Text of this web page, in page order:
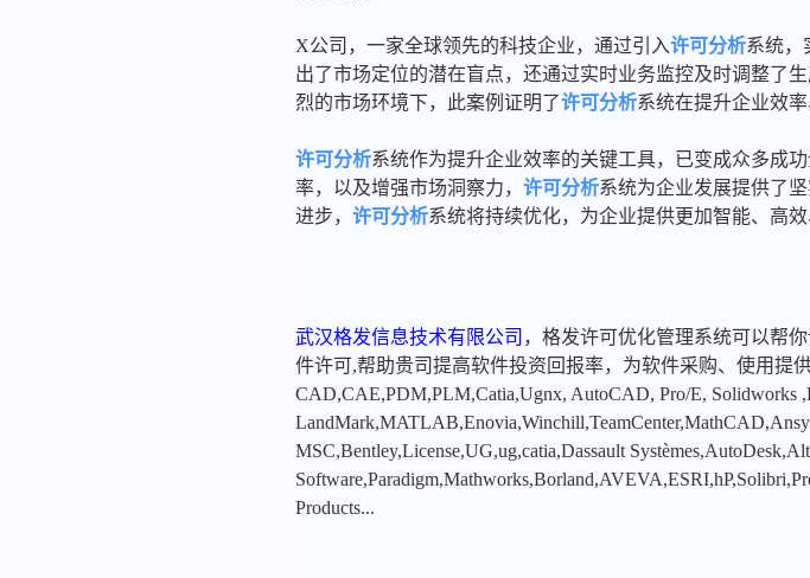
X公司，一家全球领先的科技企业，通过引入许可分析系统，
出了市场定位的潜在盲点，还通过实时业务监控及时调整了
烈的市场环境下，此案例证明了许可分析系统在提升企业效
许可分析系统作为提升企业效率的关键工具，已变成众多成
率，以及增强市场洞察力， 许可分析系统为企业发展提供了
进步， 许可分析系统将持续优化，为企业提供更加智能、高
武汉格发信息技术有限公司 ，格发许可优化管理系统可以帮
件许可,帮助贵司提高软件投资回报率，为软件采购、使用提
CAD,CAE,PDM,PLM,Catia,Ugnx, AutoCAD, Pro/E, Solidworks
MSC,Bentley,License,UG,ug,catia,Dassault
Products...